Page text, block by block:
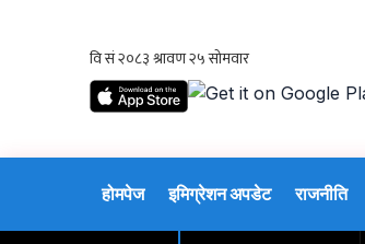
होमपेज इमिग्रेशन अपडेट राजनीति